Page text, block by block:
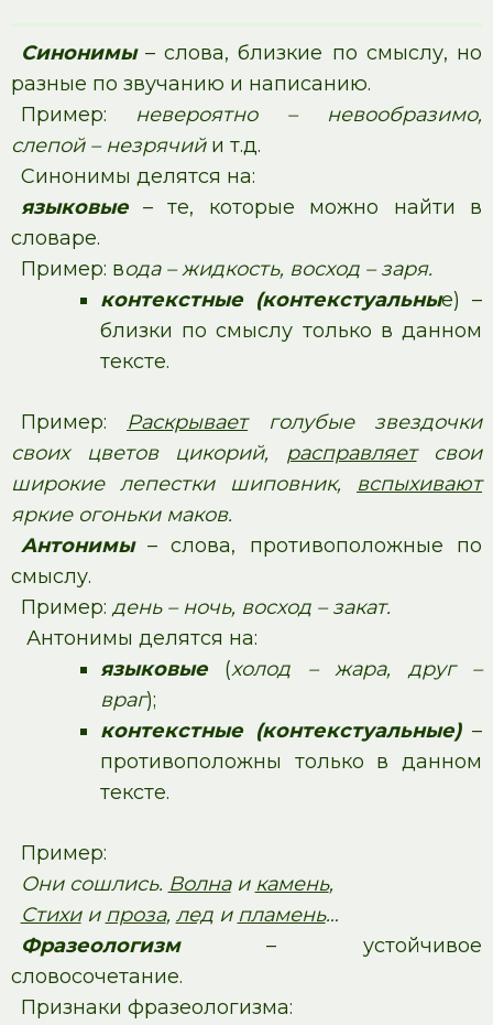
Синонимы– слова, близкие по смыслу, но
разные по звучанию и написанию.
Пример: невероятно – невообразимо,
слепой – незрячийи т.д.
Синонимы делятся на:
языковые– те, которые можно найти в
словаре.
Пример: вода – жидкость, восход – заря.
контекстные (контекстуальные) –
близки по смыслу только в данном
тексте.
Пример: Раскрываетголубые звездочки
своих цветов цикорий,
расправляетсвои
широкие лепестки шиповник, вспыхивают
яркие огоньки маков.
Антонимы– слова, противоположные по
смыслу.
Пример: день – ночь, восход – закат.
Антонимы делятся на:
языковые
(холод – жара, друг –
враг);
контекстные (контекстуальные)–
противоположны только в данном
тексте.
Пример:
Они сошлись. Волнаи камень,
Стихии проза, леди пламень…
Фразеологизм– устойчивое
словосочетание.
Признаки фразеологизма: